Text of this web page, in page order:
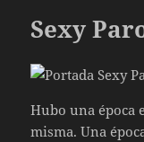
Sexy
Hubo una época
misma. Una